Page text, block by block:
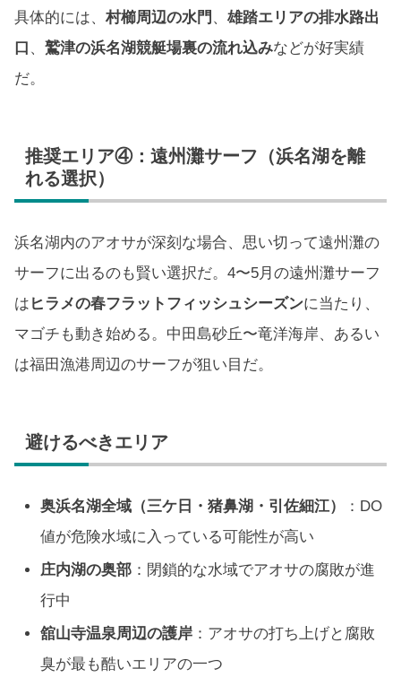
具体的には、 村櫛周辺の水門 、 雄踏エリアの排水路出
口 、 鷲津の浜名湖競艇場裏の流れ込みなどが好実績
だ。
推奨エリア④：遠州灘サーフ（浜名湖を離
れる選択）
浜名湖内のアオサが深刻な場合、思い切って遠州灘の
サーフに出るのも賢い選択だ。4〜5月の遠州灘サーフ
は ヒラメの春フラットフィッシュシーズンに当たり、
マゴチも動き始める。中田島砂丘〜竜洋海岸、あるい
は福田漁港周辺のサーフが狙い目だ。
避けるべきエリア
奥浜名湖全域（三ケ日・猪鼻湖・引佐細江）
：DO
値が危険水域に入っている可能性が高い
庄内湖の奥部 ：閉鎖的な水域でアオサの腐敗が進
行中
舘山寺温泉周辺の護岸 ：アオサの打ち上げと腐敗
臭が最も酷いエリアの一つ